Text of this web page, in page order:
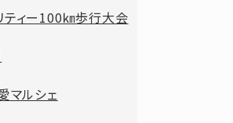
ティー100㎞歩行大会
マルシェ